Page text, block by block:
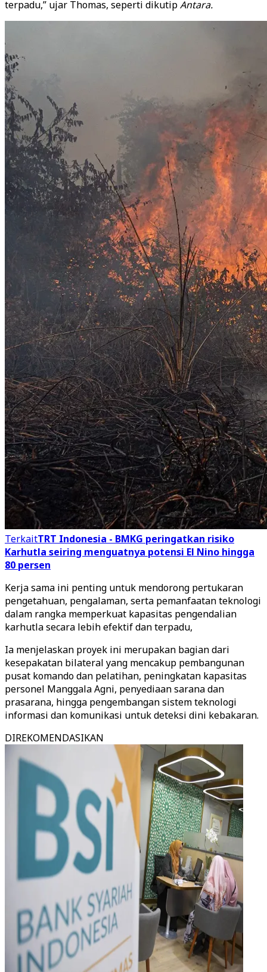
terpadu,” ujar Thomas, seperti dikutipAntara.
TerkaitTRT Indonesia - BMKG peringatkan risiko
Karhutla seiring menguatnya potensi El Nino hingga
80 persen
Kerja sama ini penting untuk mendorong pertukaran
pengetahuan, pengalaman, serta pemanfaatan teknologi
dalam rangka memperkuat kapasitas pengendalian
karhutla secara lebih efektif dan terpadu,
Ia menjelaskan proyek ini merupakan bagian dari
kesepakatan bilateral yang mencakup pembangunan
pusat komando dan pelatihan, peningkatan kapasitas
personel Manggala Agni, penyediaan sarana dan
prasarana, hingga pengembangan sistem teknologi
informasi dan komunikasi untuk deteksi dini kebakaran.
DIREKOMENDASIKAN